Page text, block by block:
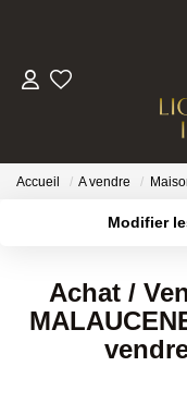
Accueil A vendre
Modifier
Surface min
Plus de critères
Achat /